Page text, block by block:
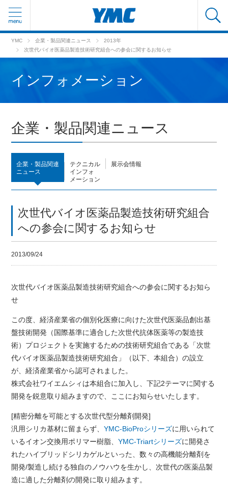
YMC 企業・製品関連ニュース
2013年
次世代バイオ医薬品製造技術研究組合への参会に関するお知らせ
インフォメーション
企業・製品関連ニュース
企業・製品関連
ニュース
テクニカル
インフォ
メーション
展示会情報
次世代バイオ医薬品製造技術研究組合
への参会に関するお知らせ
2013/09/24
次世代バイオ医薬品製造技術研究組合への参会に関するお知ら
せ
この度、経済産業省の個別化医療に向けた次世代医薬品創出基
盤技術開発（国際基準に適合した次世代抗体医薬等の製造技
術）プロジェクトを実施するための技術研究組合である「次世
代バイオ医薬品製造技術研究組合」（以下、本組合）の設立
が、経済産業省から認可されました。
株式会社ワイエムシィは本組合に加入し、下記2テーマに関する
開発を鋭意取り組みますので、ここにお知らせいたします。
[精密分離を可能とする次世代型分離剤開発]
汎用シリカ基材に留まらず、YMC-BioProシリーズに用いられて
いるイオン交換用ポリマー樹脂、YMC-Triartシリーズに開発さ
れたハイブリッドシリカゲルといった、数々の高機能分離剤を
開発/製造し続ける独自のノウハウを生かし、次世代の医薬品製
造に適した分離剤の開発に取り組みます。